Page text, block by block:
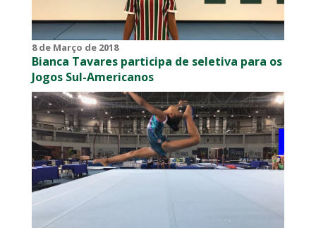
8 de Março de 2018
Bianca Tavares participa de seletiva para os
Jogos Sul-Americanos